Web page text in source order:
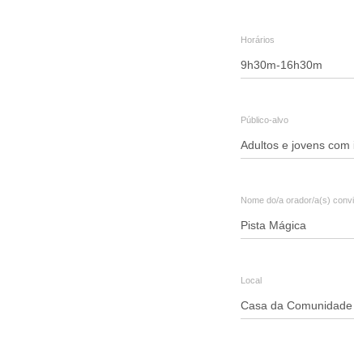
Capacitação"
|
da
Comunidade
Horários
Público-alvo
Nome do/a orador/a(s)
Local